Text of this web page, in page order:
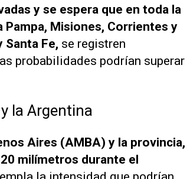
y se espera que en toda la
Pampa, Misiones, Corrientes y
Santa Fe, se registren
probabilidades podrían superar
la Argentina
Aires (AMBA) y la provincia,
milímetros durante el